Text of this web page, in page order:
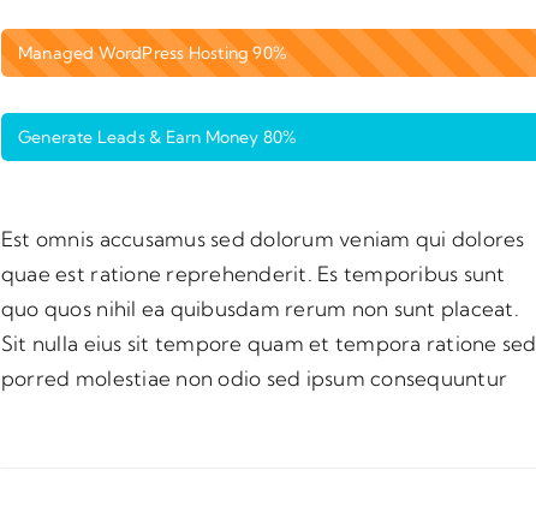
Managed WordPress Hosting 90%
Generate Leads & Earn Money 80%
Est omnis accusamus sed dolorum veniam qui dolores
quae est ratione reprehenderit. Es temporibus sunt
quo quos nihil ea quibusdam rerum non sunt placeat.
Sit nulla eius sit tempore quam et tempora ratione sed
porred molestiae non odio sed ipsum consequuntur
volupta em omnis quisquam repellendus
consequuntur est facere sequi et temporibus nobis.
Eum labore mollitia cum delectus quia ut rerum
accusantium. Qui quod enim aut illo error aut